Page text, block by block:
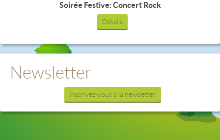
Soirée Festive: Concert Rock
Détails
Newsletter
Inscrivez-vous à la newsletter